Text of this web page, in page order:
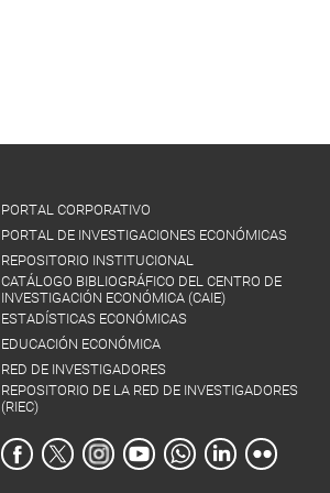
PORTAL CORPORATIVO
PORTAL DE INVESTIGACIONES ECONÓMICAS
REPOSITORIO INSTITUCIONAL
CATÁLOGO BIBLIOGRÁFICO DEL CENTRO DE
INVESTIGACIÓN ECONÓMICA (CAIE)
ESTADÍSTICAS ECONÓMICAS
EDUCACIÓN ECONÓMICA
RED DE INVESTIGADORES
REPOSITORIO DE LA RED DE INVESTIGADORES
(RIEC)